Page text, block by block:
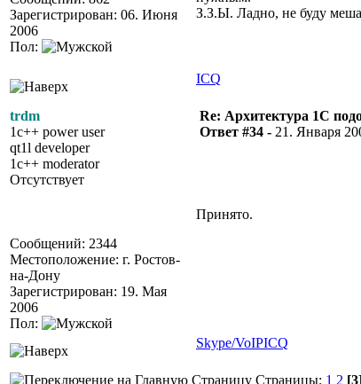
Зарегистрирован: 06. Июня
2006
Пол:
З.З.Ы. Ладно, не буду
ICQ
trdm
1c++ power user
qt1l developer
1c++ moderator
Отсутствует
Сообщений: 2344
Местоположение: г. Ростов-
на-Дону
Зарегистрирован: 19. Мая
2006
Пол:
Re: Архитектура 1С
Ответ #34 - 21. Января
Принято.
Skype/VoIPICQ
Страницы: 1 2